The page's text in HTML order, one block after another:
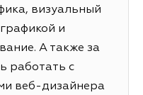
визуальный
и
А также за
работать с
веб-дизайнера